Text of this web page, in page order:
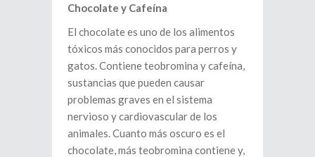
Chocolate y Cafeína
El chocolate es uno de los alimentos
tóxicos más conocidos para perros y
gatos. Contiene teobromina y cafeína,
sustancias que pueden causar
problemas graves en el sistema
nervioso y cardiovascular de los
animales. Cuanto más oscuro es el
chocolate, más teobromina contiene y,